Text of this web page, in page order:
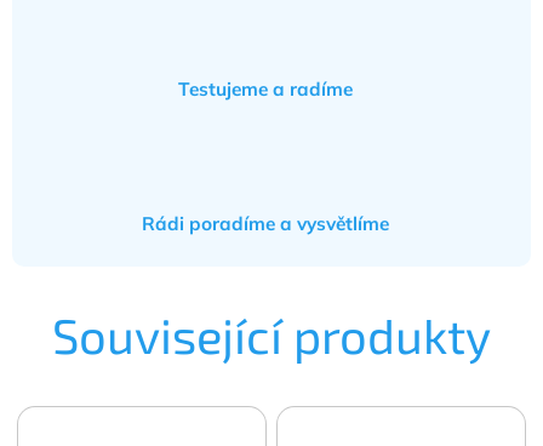
Testujeme a radíme
Rádi poradíme a vysvětlíme
Související produkty